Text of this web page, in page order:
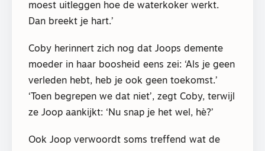
moest uitleggen hoe de waterkoker werkt.
Dan breekt je hart.’
Coby herinnert zich nog dat Joops demente
moeder in haar boosheid eens zei: ‘Als je geen
verleden hebt, heb je ook geen toekomst.’
‘Toen begrepen we dat niet’, zegt Coby, terwijl
ze Joop aankijkt: ‘Nu snap je het wel, hè?’
Ook Joop verwoordt soms treffend wat de